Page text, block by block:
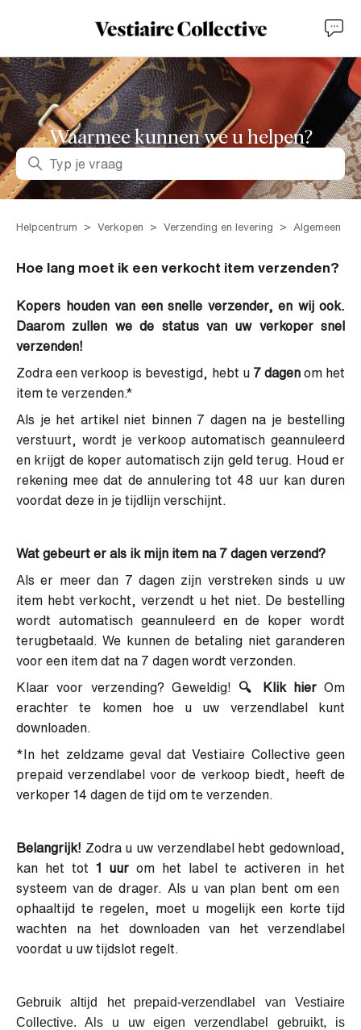
Waarmee kunnen we u helpen?
Zoeken
Helpcentrum Verkopen Verzending en levering Algemeen
Hoe lang moet ik een verkocht item verzenden?
Kopers houden van een snelle verzender, en wij ook.
Daarom zullen we de status van uw verkoper snel
verzenden!
Zodra een verkoop is bevestigd, hebt u7 dagenom het
item te verzenden.*
Als je het artikel niet binnen 7 dagen na je bestelling
verstuurt, wordt je verkoop automatisch geannuleerd
en krijgt de koper automatisch zijn geld terug. Houd er
rekening mee dat de annulering tot 48 uur kan duren
voordat deze in je tijdlijn verschijnt.
Wat gebeurt er als ik mijn item na 7 dagen verzend?
Als er meer dan 7 dagen zijn verstreken sinds u uw
item hebt verkocht, verzendt u het niet.
De bestelling
wordt automatisch geannuleerd en de koper wordt
terugbetaald. We kunnen de betaling niet garanderen
voor een item dat na 7 dagen wordt verzonden.
Klaar voor verzending?Geweldig! 🔍 Klik hierOm
erachter te komen hoe u uw verzendlabel kunt
downloaden.
*In het zeldzame geval dat Vestiaire Collective geen
prepaid verzendlabel voor de verkoop biedt, heeft de
verkoper 14 dagen de tijd om te verzenden.
Belangrijk! Zodra u uw verzendlabel hebt gedownload,
kan het tot 1 uur om het label te activeren in het
systeem van de drager. Als u van plan bent om een ​​
ophaaltijd te regelen, moet u mogelijk een korte tijd
wachten na het downloaden van het verzendlabel
voordat u uw tijdslot regelt.
Gebruik altijd het prepaid-verzendlabel van Vestiaire
Collective. Als u uw eigen verzendlabel gebruikt, is